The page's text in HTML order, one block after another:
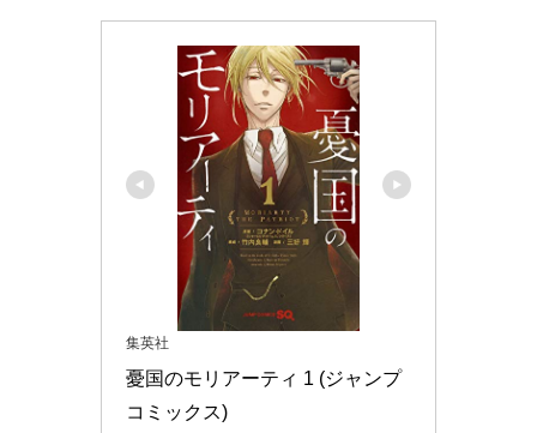
集英社
憂国のモリアーティ 1 (ジャンプ
コミックス)